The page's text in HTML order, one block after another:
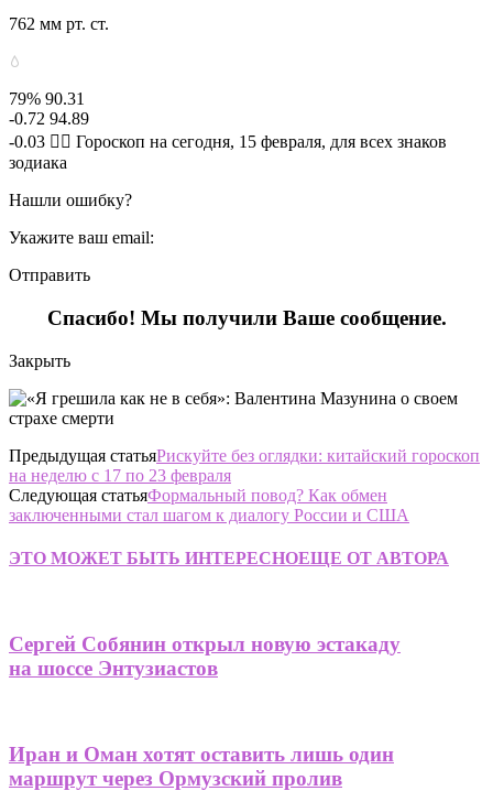
762 мм рт. ст.
79% 90.31
-0.72 94.89
-0.03 🧙‍♀ Гороскоп на сегодня, 15 февраля, для всех знаков
зодиака
Нашли ошибку?
Укажите ваш email:
Отправить
Спасибо! Мы получили Ваше сообщение.
Закрыть
Предыдущая статьяРискуйте без оглядки: китайский гороскоп
на неделю с 17 по 23 февраля
Следующая статьяФормальный повод? Как обмен
заключенными стал шагом к диалогу России и США
ЭТО МОЖЕТ БЫТЬ ИНТЕРЕСНОЕЩЕ ОТ АВТОРА
Сергей Собянин открыл новую эстакаду
на шоссе Энтузиастов
Иран и Оман хотят оставить лишь один
маршрут через Ормузский пролив